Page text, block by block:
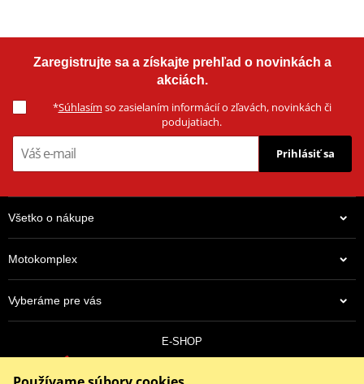
Zaregistrujte sa a získajte prehľad o novinkách a
akciách.
*Súhlasím so zasielaním informácií o zľavách, novinkách či
podujatiach.
Prihlásiť sa
Všetko o nákupe
Motokomplex
Vyberáme pre vás
E-SHOP